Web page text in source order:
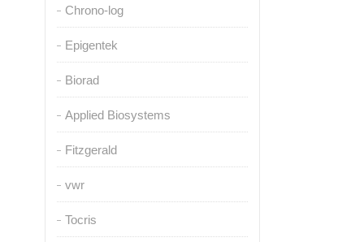
Chrono-log
Epigentek
Biorad
Applied Biosystems
Fitzgerald
vwr
Tocris